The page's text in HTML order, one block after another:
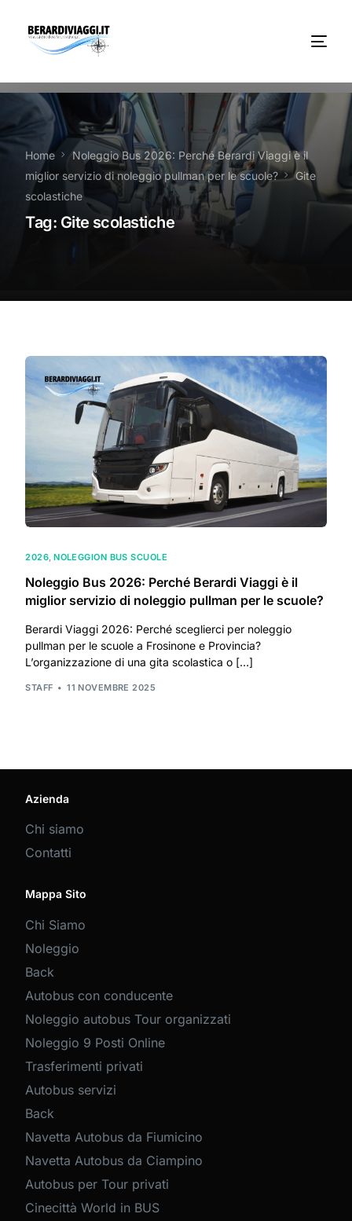
Home
Noleggio Bus 2026: Perché Berardi Viaggi è il
miglior servizio di noleggio pullman per le scuole?
Gite
scolastiche
Tag: Gite scolastiche
2026,NOLEGGION BUS SCUOLE
Noleggio Bus 2026: Perché Berardi Viaggi è il
miglior servizio di noleggio pullman per le scuole?
Berardi Viaggi 2026: Perché sceglierci per noleggio
pullman per le scuole a Frosinone e Provincia?
L’organizzazione di una gita scolastica o […]
STAFF 11 NOVEMBRE 2025
Azienda
Chi siamo
Contatti
Mappa Sito
Chi Siamo
Noleggio
Back
Autobus con conducente
Noleggio autobus Tour organizzati
Noleggio 9 Posti Online
Trasferimenti privati
Autobus servizi
Back
Navetta Autobus da Fiumicino
Navetta Autobus da Ciampino
Autobus per Tour privati
Cinecittà World in BUS
Chi Siamo
Noleggio
Autobus servizi
Vacanze Viaggi Frosinone
News